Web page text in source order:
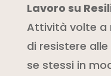
Lavoro su
Attività volte a
di resistere
se stessi in